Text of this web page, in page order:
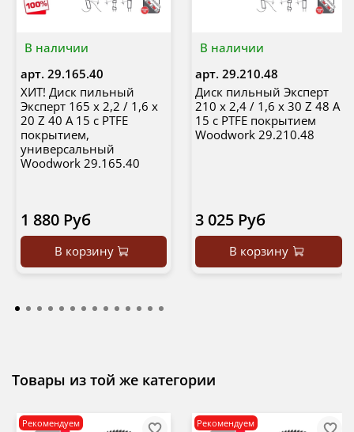
В наличии
арт. 29.165.40
ХИТ! Диск пильный
Эксперт 165 x 2,2 / 1,6 x
20 Z 40 A 15 с PTFE
покрытием,
универсальный
Woodwork 29.165.40
1 880 Руб
В корзину
В наличии
арт. 29.210.48
Диск пильный Эксперт
210 x 2,4 / 1,6 x 30 Z 48 A
15 с PTFE покрытием
Woodwork 29.210.48
3 025 Руб
В корзину
Товары из той же категории
Рекомендуем Рекомендуем